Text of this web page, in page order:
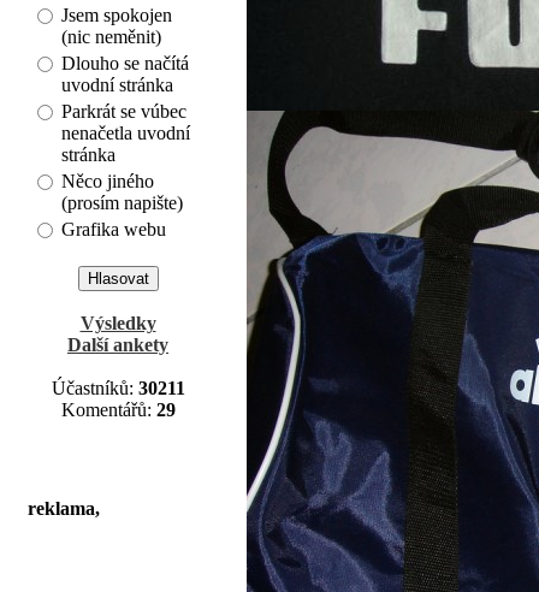
Jsem spokojen
(nic neměnit)
Dlouho se načítá
uvodní stránka
Parkrát se vúbec
nenačetla uvodní
stránka
Něco jiného
(prosím napište)
Grafika webu
Výsledky
Další ankety
Účastníků: 30211
Komentářů: 29
reklama,